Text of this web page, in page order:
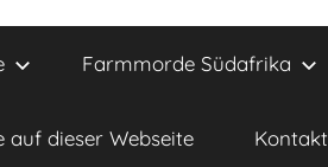
Farmmorde Südafrika
dieser Webseite Kontakt